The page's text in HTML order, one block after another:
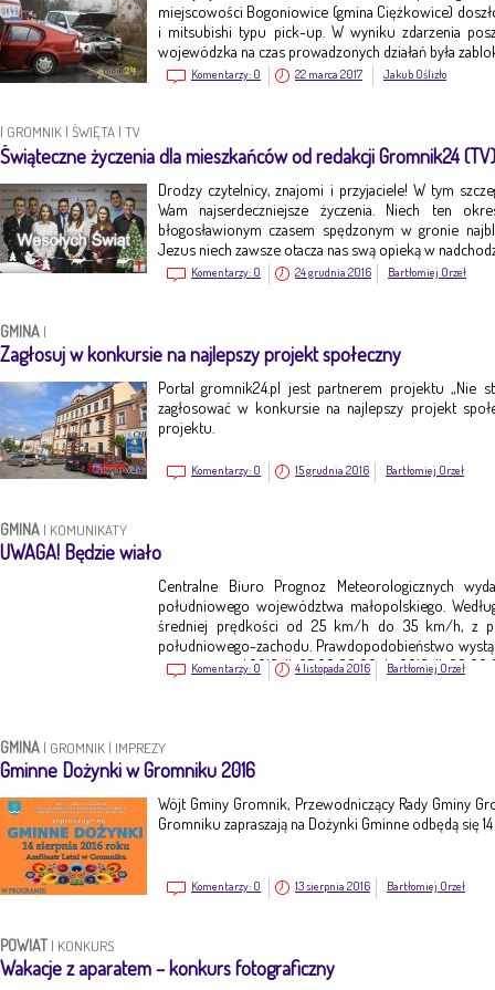
miejscowości Bogoniowice (gmina Ciężkowice)
i mitsubishi typu pick-up. W wyniku zdarzenia
wojewódzka na czas prowadzonych działań była
Komentarzy: 0 22 marca 2017 Jakub Oślizło
| GROMNIK | ŚWIĘTA | TV
Świąteczne życzenia dla mieszkańców od redakcji Gromnik24 (TV)
Drodzy czytelnicy, znajomi i przyjaciele! W tym
Wam najserdeczniejsze życzenia. Niech ten
błogosławionym czasem spędzonym w gronie
Jezus niech zawsze otacza nas swą opieką w
Komentarzy: 0 24 grudnia 2016 Bartłomiej Orzeł
GMINA |
Zagłosuj w konkursie na najlepszy projekt społeczny
Portal gromnik24.pl jest partnerem projektu „Nie
zagłosować w konkursie na najlepszy projekt
projektu.
Komentarzy: 0 15 grudnia 2016 Bartłomiej Orzeł
GMINA | KOMUNIKATY
UWAGA! Będzie wiało
Centralne Biuro Prognoz Meteorologicznych
południowego województwa małopolskiego.
średniej prędkości od 25 km/h do 35 km/h, z
południowego-zachodu. Prawdopodobieństwo
jest ważne o d 2016-11-05 08:00:00 do 2016-11-06
Komentarzy: 0 4 listopada 2016 Bartłomiej Orzeł
GMINA | GROMNIK | IMPREZY
Gminne Dożynki w Gromniku 2016
Wójt Gminy Gromnik, Przewodniczący Rady Gminy
Gromniku zapraszają na Dożynki Gminne odbędą się
Komentarzy: 0 13 sierpnia 2016 Bartłomiej Orzeł
POWIAT | KONKURS
Wakacje z aparatem – konkurs fotograficzny